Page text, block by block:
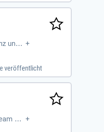
und p
einen
und
+
veröffentlicht
un
di
+